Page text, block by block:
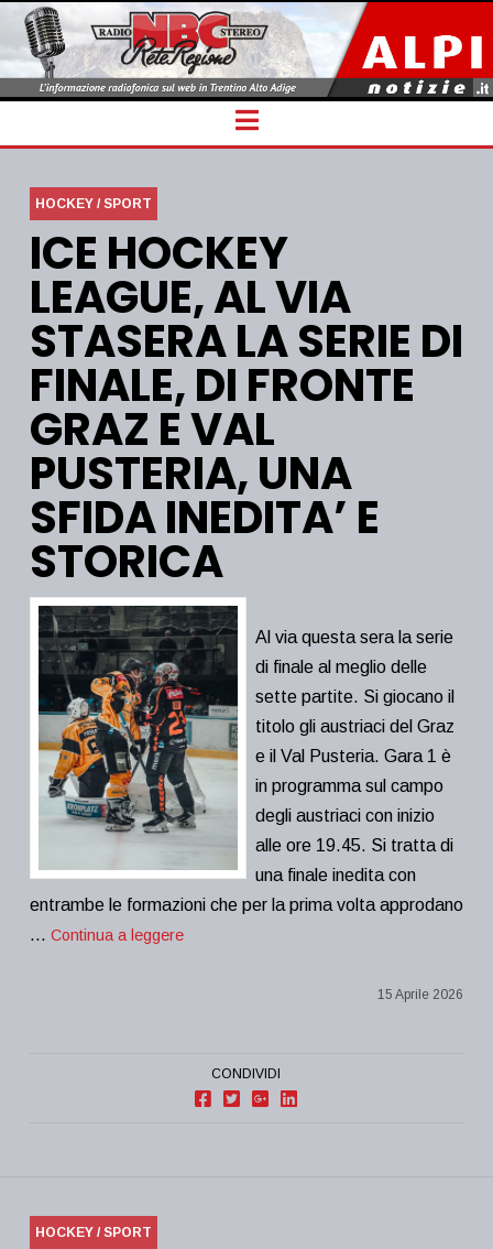
Navigation
HOCKEY / SPORT
ICE HOCKEY
LEAGUE, AL VIA
STASERA LA SERIE DI
FINALE, DI FRONTE
GRAZ E VAL
PUSTERIA, UNA
SFIDA INEDITA’ E
STORICA
Al via questa sera la serie
di finale al meglio delle
sette partite. Si giocano il
titolo gli austriaci del Graz
e il Val Pusteria. Gara 1 è
in programma sul campo
degli austriaci con inizio
alle ore 19.45. Si tratta di
una finale inedita con
entrambe le formazioni che per la prima volta approdano
… Continua a leggere
15 Aprile 2026
CONDIVIDI
HOCKEY / SPORT